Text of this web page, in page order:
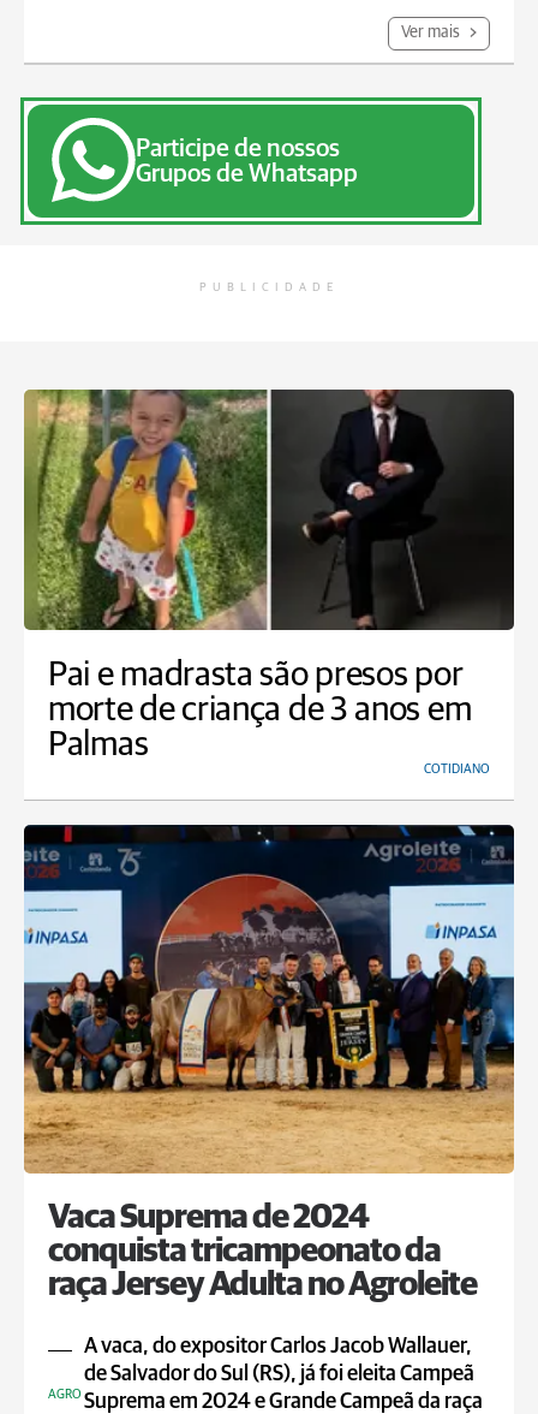
Ver mais
Participe de nossos
Grupos de Whatsapp
PUBLICIDADE
Pai e madrasta são presos por
morte de criança de 3 anos em
Palmas
COTIDIANO
Vaca Suprema de 2024
conquista tricampeonato da
raça Jersey Adulta no Agroleite
A vaca, do expositor Carlos Jacob Wallauer,
de Salvador do Sul (RS), já foi eleita Campeã
Suprema em 2024 e Grande Campeã da raça
AGRO